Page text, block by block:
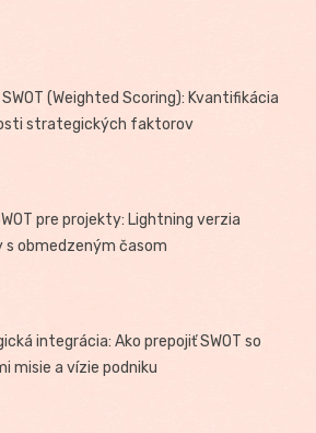
(Weighted Scoring): Kvantifikácia
strategických faktorov
pre projekty: Lightning verzia
s obmedzeným časom
integrácia: Ako prepojiť SWOT so
misie a vízie podniku